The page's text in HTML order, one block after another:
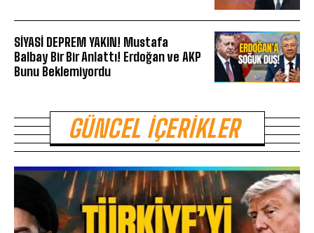
SİYASİ DEPREM YAKIN! Mustafa
Balbay Bir Bir Anlattı! Erdoğan ve AKP
Bunu Beklemiyordu
GÜNCEL İÇERIKLER